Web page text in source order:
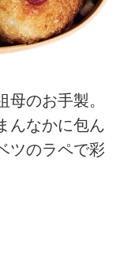
のお手製。
んなかに包ん
ツのラペで彩